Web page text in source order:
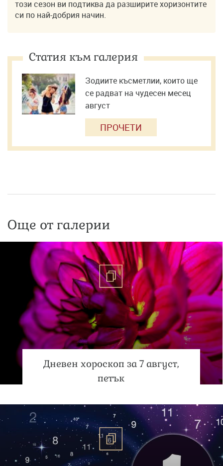
този сезон ви подтиква да разширите хоризонтите
си по най-добрия начин.
Статия към галерия
Зодиите късметлии, които ще
се радват на чудесен месец
август
ПРОЧЕТИ
Още от галерии
Дневен хороскоп за 7 август,
петък